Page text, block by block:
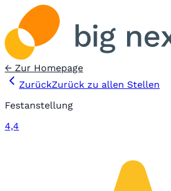
← Zur Homepage
ZurückZurück zu allen Stellen
Festanstellung
4,4